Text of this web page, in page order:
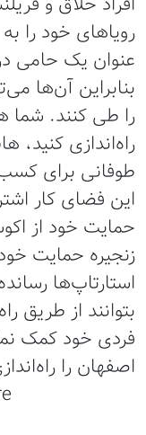
رویاهای خود را
عنوان یک حامی در
بنابراين آن‌ها
را طی کنند. شما
راه‌اندازی
طوفانی برای
این فضای کار
حمایت خود از
زنجیره حمایت
استارتاپ‌ها
بتوانند از طریق
فردی خود کمک
اصفهان را